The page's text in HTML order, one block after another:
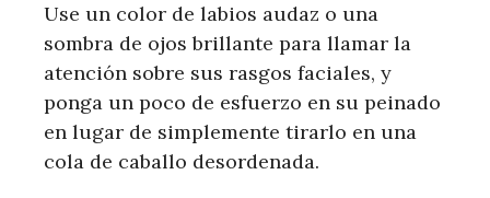
Use un color de labios audaz o una
sombra de ojos brillante para llamar la
atención sobre sus rasgos faciales, y
ponga un poco de esfuerzo en su peinado
en lugar de simplemente tirarlo en una
cola de caballo desordenada.